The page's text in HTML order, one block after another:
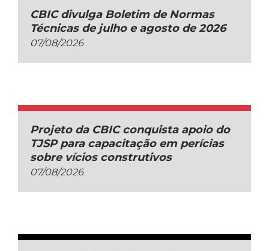
CBIC divulga Boletim de Normas
Técnicas de julho e agosto de 2026
07/08/2026
Projeto da CBIC conquista apoio do
TJSP para capacitação em perícias
sobre vícios construtivos
07/08/2026